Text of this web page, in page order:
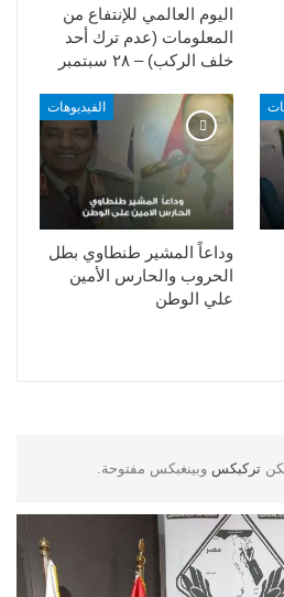
اليوم العالمي للإنتفاع من
المعلومات (عدم ترك أحد
خلف الركب) – ٢٨ سبتمبر
الفيديوهات
وداعاً المشير طنطاوي بطل
الحروب والحارس الأمين
علي الوطن
تركبكس وبينغبكس مفتوحة.